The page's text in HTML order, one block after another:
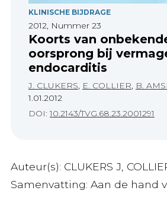
KLINISCHE BIJDRAGE
2012, Nummer 23
Koorts van
oorsprong bij
endocarditis
J. CLUKERS, E. COLLIER, B.
1.01.2012
DOI:10.2143/TVG.68.23.2001291
Auteur(s): CLUKERS J,
Samenvatting: Aan de hand